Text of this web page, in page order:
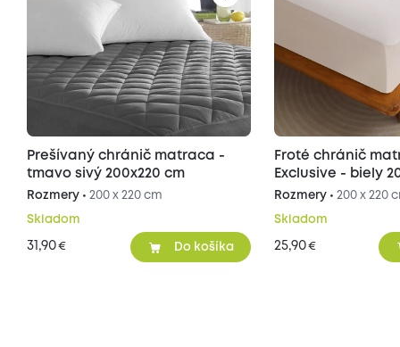
Prešívaný chránič matraca -
tmavo sivý 200x220 cm
Rozmery • 200 x 220 cm
Skladom
31,90€ Do košíka
Froté chránič
Exclusive - biely
Rozmery •200 x 220
Skladom
25,90€